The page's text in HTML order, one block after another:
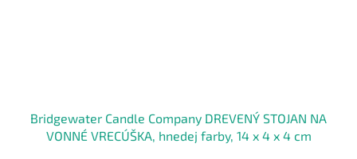
Bridgewater Candle Company DREVENÝ STOJAN NA
VONNÉ VRECÚŠKA, hnedej farby, 14 x 4 x 4 cm